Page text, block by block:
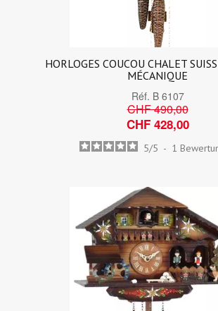
HORLOGES COUCOU CHALET
MÉCANIQUE
Réf. B 6107
CHF 490,00
CHF 428,00
5/5 - 1